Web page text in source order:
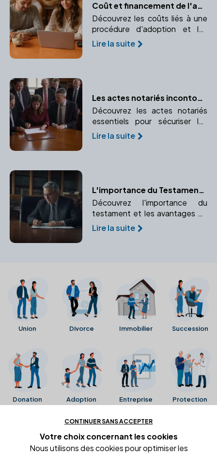
Coût et financement de l'adoption : Prévisions budgétaires et aides financières
Découvrez les coûts liés à une
procédure d'adoption et les
différentes possibilités de
financement. Informez-vous sur
Lire la suite
Les actes notariés incontournables pour les entreprises
Découvrez les actes notariés
essentiels pour sécuriser les
opérations de votre entreprise
et leur importance légale.
Lire la suite
L'importance du Testament et les Avantages de le Rédiger avec un Notaire
Découvrez l'importance du
testament et les avantages de
le rédiger avec un notaire pour
éviter les litiges.
Lire la suite
Union Divorce Immobilier Succession
Donation Adoption Entreprise Protection
Ces avis proviennent directement de la fiche Google
Business de l'office notarial. Ils n'ont ni été collectés ni
CONTINUER SANS ACCEPTER
Votre choix concernant les cookies
Nous utilisons des cookies pour optimiser les